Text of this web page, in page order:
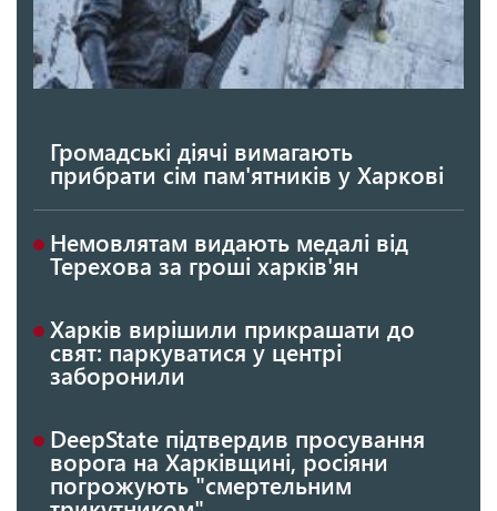
Громадські діячі вимагають
прибрати сім пам'ятників у Харкові
Немовлятам видають медалі від
Терехова за гроші харків'ян
Харків вирішили прикрашати до
свят: паркуватися у центрі
заборонили
DeepState підтвердив просування
ворога на Харківщині, росіяни
погрожують "смертельним